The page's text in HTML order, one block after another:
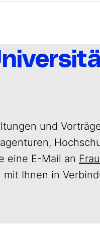
und
eine E-Mail an
Ihnen in